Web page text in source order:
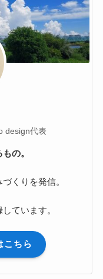
design代表
の。
くりを発信。
ています。
こちら